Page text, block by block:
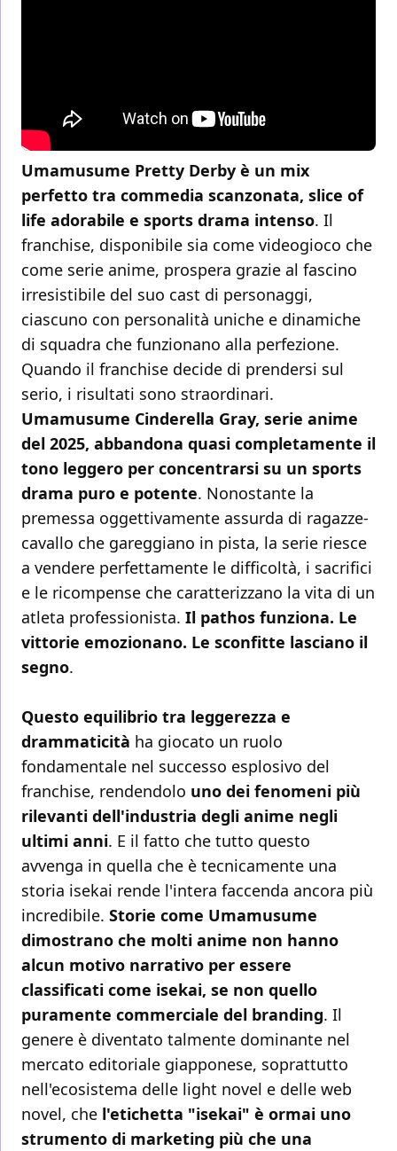
Umamusume Pretty Derby è un mix
perfetto tra commedia scanzonata, slice of
life adorabile e sports drama intenso. Il
franchise, disponibile sia come videogioco che
come serie anime, prospera grazie al fascino
irresistibile del suo cast di personaggi,
ciascuno con personalità uniche e dinamiche
di squadra che funzionano alla perfezione.
Quando il franchise decide di prendersi sul
serio, i risultati sono straordinari.
Umamusume Cinderella Gray, serie anime
del 2025, abbandona quasi completamente il
tono leggero per concentrarsi su un sports
drama puro e potente. Nonostante la
premessa oggettivamente assurda di ragazze-
cavallo che gareggiano in pista, la serie riesce
a vendere perfettamente le difficoltà, i sacrifici
e le ricompense che caratterizzano la vita di un
atleta professionista. Il pathos funziona. Le
vittorie emozionano. Le sconfitte lasciano il
segno.
Questo equilibrio tra leggerezza e
drammaticità ha giocato un ruolo
fondamentale nel successo esplosivo del
franchise, rendendolo uno dei fenomeni più
rilevanti dell'industria degli anime negli
ultimi anni. E il fatto che tutto questo
avvenga in quella che è tecnicamente una
storia isekai rende l'intera faccenda ancora più
incredibile. Storie come Umamusume
dimostrano che molti anime non hanno
alcun motivo narrativo per essere
classificati come isekai, se non quello
puramente commerciale del branding. Il
genere è diventato talmente dominante nel
mercato editoriale giapponese, soprattutto
nell'ecosistema delle light novel e delle web
novel, che l'etichetta "isekai" è ormai uno
strumento di marketing più che una